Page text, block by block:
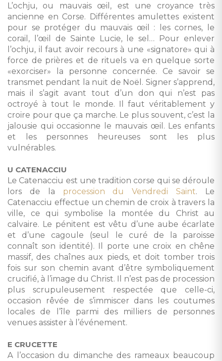
L’ochju, ou mauvais œil, est une croyance très
ancienne en Corse. Différentes amulettes existent
pour se protéger du mauvais œil : les cornes, le
corail, l’œil de Sainte Lucie, le sel… Pour enlever
l’ochju, il faut avoir recours à une «signatore» qui à
force de prières et de rituels va en quelque sorte
«exorciser» la personne concernée. Ce savoir se
transmet pendant la nuit de Noël. Signer s’apprend,
mais il s’agit avant tout d’un don qui n’est pas
octroyé à tout le monde. Il faut véritablement y
croire pour que ça marche. Le plus souvent, c’est la
jalousie qui occasionne le mauvais œil. Les enfants
et les personnes heureuses sont les plus
vulnérables.
U CATENACCIU
Le Catenacciu est une tradition corse qui se déroule
lors de la procession du Vendredi Saint. Le
Catenacciu effectue un chemin de croix à travers la
ville, ce qui symbolise la montée du Christ au
calvaire. Le pénitent est vêtu d’une aube écarlate
et d’une cagoule (seul le curé de la paroisse
connaît son identité). Il porte une croix en chêne
massif, des chaînes aux pieds, et doit tomber trois
fois sur son chemin avant d’être symboliquement
crucifié, à l’image du Christ. Il n’est pas de procession
plus scrupuleusement respectée que celle-ci,
occasion rêvée de s’immiscer dans les coutumes
locales de l’île parmi des milliers de personnes
venues assister à l’événement.
E CRUCETTE
A l’occasion du dimanche des rameaux beaucoup